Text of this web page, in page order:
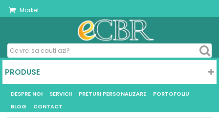
Market
PRODUSE
DESPRE NOI SERVICII PRETURI PERSONALIZARE
PORTOFOLIU
BLOG
CONTACT